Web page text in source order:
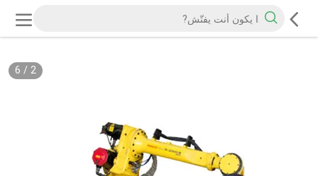
2
/
6